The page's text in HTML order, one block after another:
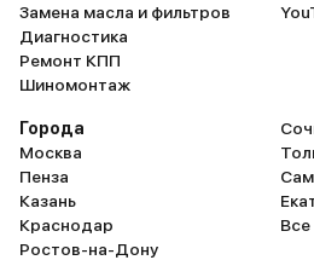
Замена масла и фильтров
Диагностика
Ремонт КПП
Шиномонтаж
Города
Москва
Пенза
Казань
Краснодар
Ростов-на-Дону